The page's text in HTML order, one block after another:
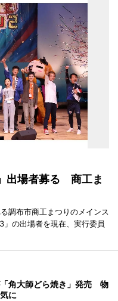
出場者募る 商工ま
調布市商工まつりのメインス
の出場者を現在、実行委員
角大師どら焼き」発売 物
に